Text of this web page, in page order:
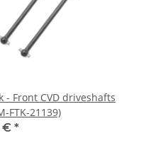
- Front CVD driveshafts
FTK-21139)
€ *